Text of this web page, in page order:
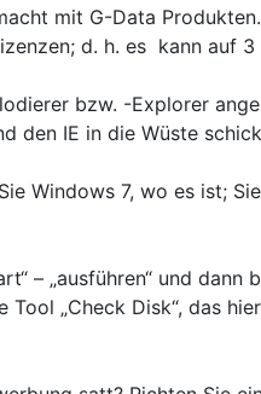
mit G-Data
d. h. es kann auf
bzw. -Explorer
den IE in die Wüste
Windows 7, wo es ist;
– „ausführen“ und
Tool „Check Disk“, das